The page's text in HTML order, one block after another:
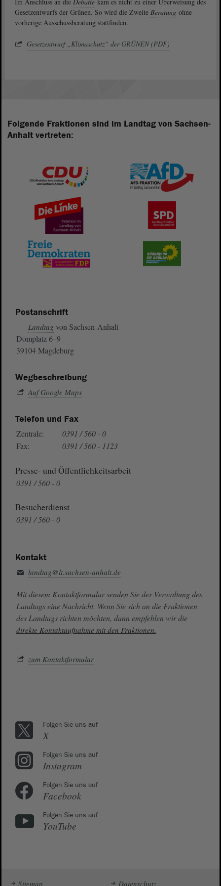
Gesetzentwurfs der Grünen. So wird die Zweite Beratung ohne
vorherige Ausschussberatung stattfinden.
Gesetzentwurf „Klimaschutz“ der GRÜNEN (PDF)
Folgende Fraktionen sind im Landtag von Sachsen-
Anhalt vertreten:
Postanschrift
Landtag von Sachsen-Anhalt
Domplatz 6–9
39104 Magdeburg
Wegbeschreibung
Auf Google Maps
Telefon und Fax
Zentrale:
0391 / 560 - 0
Fax:
0391 / 560 - 1123
Presse- und Öffentlichkeitsarbeit
0391 / 560 - 0
Besucherdienst
0391 / 560 - 0
Kontakt
landtag@lt.sachsen-anhalt.de
Mit diesem Kontaktformular senden Sie der Verwaltung des
Landtags eine Nachricht. Wenn Sie sich an die Fraktionen
des Landtags richten möchten, dann empfehlen wir die
direkte Kontaktaufnahme mit den Fraktionen.
zum Kontaktformular
Folgen Sie uns auf
X
Folgen Sie uns auf
Instagram
Folgen Sie uns auf
Facebook
Folgen Sie uns auf
YouTube
Sitemap Datenschutz